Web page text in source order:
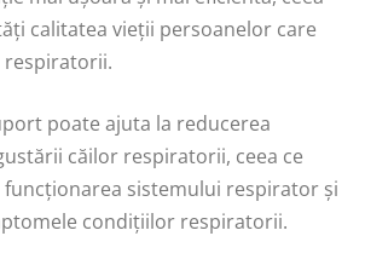
calitatea vieții persoanelor care
respiratorii.
poate ajuta la reducerea
căilor respiratorii, ceea ce
sistemului respirator și
condițiilor respiratorii.